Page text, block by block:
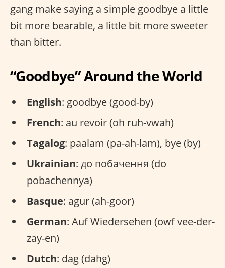
gang make saying a simple goodbye a little
bit more bearable, a little bit more sweeter
than bitter.
“Goodbye” Around the World
English: goodbye (good-by)
French: au revoir (oh ruh-vwah)
Tagalog: paalam (pa-ah-lam), bye (by)
Ukrainian: до побачення (do
pobachennya)
Basque: agur (ah-goor)
German: Auf Wiedersehen (owf vee-der-
zay-en)
Dutch: dag (dahg)